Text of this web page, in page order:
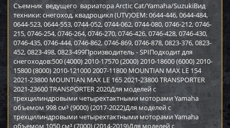
Съемник ведущего вариатора Arctic Cat/Yamaha/SuzukiВид
техники: снегоход, квадроцикл (UTV)OEM: 0644-446, 0644-484,
0644-523, 0644-553, 0744-052, 0744-062, 0744-080, 0746-212, 0746-
215, 0746-254, 0746-264, 0746-270, 0746-426, 0746-428, 0746-430,
0746-435, 0746-444, 0746-862, 0746-869, 0746-878, 0823-376, 0823-
452, 0823-498, 0823-499Производитель - SPIПодходит для
снегоходов:500 (4000) 2010-17570 (2000) 2010-18600 (6000) 2010-
15800 (8000) 2010-121000 2007-11800 MOUNTIAN MAX LE 154
2021-23800 MOUNTIAN MAX LE 165 2021-23800 TRANSPORTER
2021-23600 TRANSPORTER 2020Для моделей с
трехцилиндровыми четырехтактными моторами Yamaha
объемом 998 см³ (9000) (2017-2022)Для моделей с
трехцилиндровыми четырехтактными моторами Yamaha
объемом 1050 см³ (7000) (2014-2019)Для моделей с